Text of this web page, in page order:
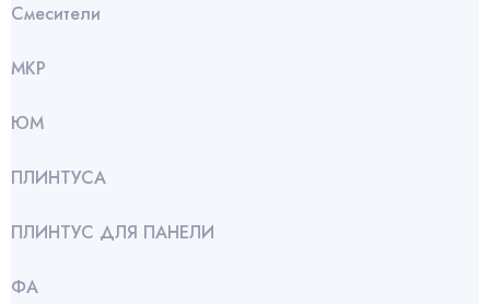
Смесители
МКР
ЮМ
ПЛИНТУСА
ПЛИНТУС ДЛЯ ПАНЕЛИ
ФА